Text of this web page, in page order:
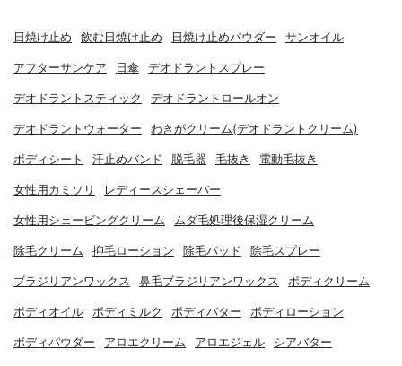
日焼け止め 飲む日焼け止め 日焼け止めパウダー サンオイル
アフターサンケア 日傘 デオドラントスプレー
デオドラントスティック デオドラントロールオン
デオドラントウォーター わきがクリーム(デオドラントクリーム)
ボディシート 汗止めバンド 脱毛器 毛抜き 電動毛抜き
女性用カミソリ レディースシェーバー
女性用シェービングクリーム ムダ毛処理後保湿クリーム
除毛クリーム 抑毛ローション 除毛パッド 除毛スプレー
ブラジリアンワックス 鼻毛ブラジリアンワックス ボディクリーム
ボディオイル ボディミルク ボディバター ボディローション
ボディパウダー アロエクリーム アロエジェル シアバター